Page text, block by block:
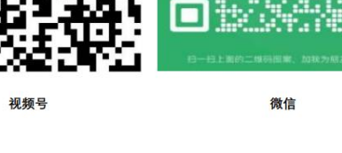
。 凡第一部分中的特别条款没有在第二部分
改。 IV GB4706.69—2008/IEC60335-2-
的注或第一部分涉及的注外，注都从101开
词和相关的名词也是 黑体字。 在某些国家中